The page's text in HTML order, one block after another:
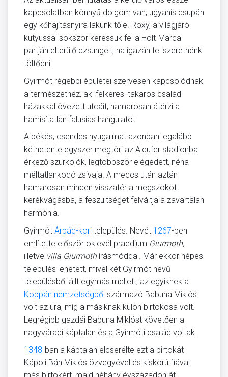
kapcsolatban könnyű dolgom van, ugyanis csupán
egy kőhajításnyira lakunk tőle. Roxy, a világjáró
kutyussal sokszor keressük fel a Holt-Marcal
partján elterülő dzsungelt, ha igazán fel szeretnénk
töltődni.
Gyirmót régebbi épületei szervesen kapcsolódnak
a természethez, aki felkeresi takaros családi
házakkal övezett utcáit, hamarosan átérzi a
hamisítatlan falusias hangulatot.
A békés, csendes nyugalmat azonban legalább
kéthetente egyszer megtöri az Alcufer stadionba
érkező szurkolók, legtöbbször elégedett, néha
méltatlankodó zsivaja. A meccs után aztán
hamarosan minden visszatér a megszokott
kerékvágásba, a feszültséget felváltja a zavartalan
harmónia.
Gyirmót Árpád-kori település. Nevét 1267-ben
említette először oklevél praedium Giurmoth,
illetve villa Giurmothírásmóddal. Már ekkor népes
település lehetett, mivel két Gyirmót nevű
településből állt egymás mellett; az egyiknek a
Koppán nemzetségből származó Babuna Miklós
volt az ura, míg a másiknak külön birtokosa volt.
Legrégibb gazdái Babuna Miklóst követően a
nagyváradi káptalan és a Gyirmóti család voltak.
1348-ban a káptalan elcserélte ezt a birtokát
Kápoli Bán Miklós özvegyével és kiskorú fiával